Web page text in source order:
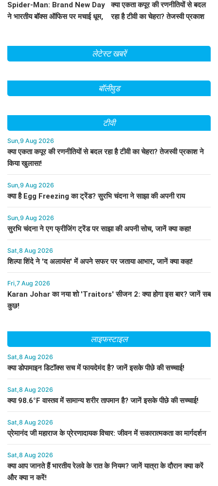
Spider-Man: Brand New Day
ने भारतीय बॉक्स ऑफिस पर मचाई धूम,
क्या एकता कपूर की रणनीतियों से बदल
रहा है टीवी का चेहरा? तेजस्वी प्रकाश
लेटेस्ट खबरें
बॉलीवुड
टीवी
Sun,9 Aug 2026
क्या एकता कपूर की रणनीतियों से बदल रहा है टीवी का चेहरा? तेजस्वी प्रकाश ने
किया खुलासा!
Sun,9 Aug 2026
क्या है Egg Freezing का ट्रेंड? सुरभि चंदना ने साझा की अपनी राय
Sun,9 Aug 2026
सुरभि चंदना ने एग फ्रीजिंग ट्रेंड पर साझा की अपनी सोच, जानें क्या कहा!
Sat,8 Aug 2026
शिल्पा शिंदे ने 'द अलायंस' में अपने सफर पर जताया आभार, जानें क्या कहा!
Fri,7 Aug 2026
Karan Johar का नया शो 'Traitors' सीजन 2: क्या होगा इस बार? जानें सब
कुछ!
लाइफस्टाइल
Sat,8 Aug 2026
क्या डोपामाइन डिटॉक्स सच में फायदेमंद है? जानें इसके पीछे की सच्चाई!
Sat,8 Aug 2026
क्या 98.6°F वास्तव में सामान्य शरीर तापमान है? जानें इसके पीछे की सच्चाई!
Sat,8 Aug 2026
प्रेमानंद जी महाराज के प्रेरणादायक विचार: जीवन में सकारात्मकता का मार्गदर्शन
Sat,8 Aug 2026
क्या आप जानते हैं भारतीय रेलवे के रात के नियम? जानें यात्रा के दौरान क्या करें
और क्या न करें!